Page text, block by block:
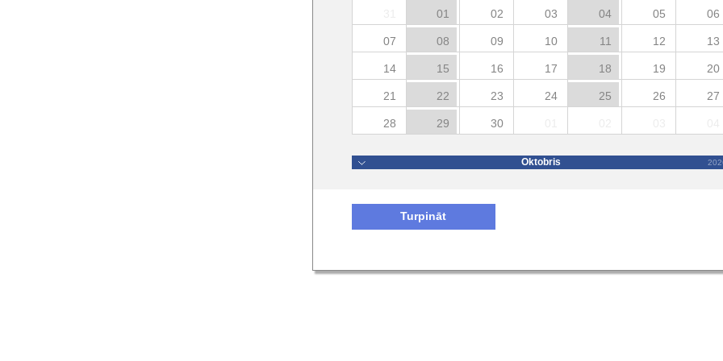
01 02 03 04 05 06
07 08 09 10 11 12 13
14 15 16 17 18 19 20
21 22 23 24 25 26 27
28 29 30
Oktobris
Turpināt